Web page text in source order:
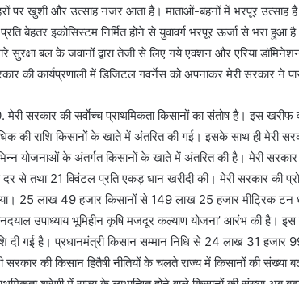
पर खुशी और उत्साह नजर आता है। माताओं-बहनों में भरपूर उत्साह है।
बेहतर इकोसिस्टम निर्मित होने से युवावर्ग भरपूर ऊर्जा से भरा
सुरक्षा बल के जवानों द्वारा तेजी से लिए गये एक्शन और एरिया
की कार्यप्रणाली में डिजिटल गवर्नेंस को अपनाकर मेरी सरकार ने
मेरी सरकार की सर्वाेच्च प्राथमिकता किसानों का संतोष है। इस
की राशि किसानों के खाते में अंतरित की गई। इसके साथ ही मेरी
योजनाओं के अंतर्गत किसानों के खाते में अंतरित की है। मेरी
दर से तथा 21 क्विंटल प्रति एकड़ धान खरीदी की। मेरी सरकार की
25 लाख 49 हजार किसानों से 149 लाख 25 हजार मीट्रिक टन
उपाध्याय भूमिहीन कृषि मजदूर कल्याण योजना’ आरंभ की है।
दी गई है। प्रधानमंत्री किसान सम्मान निधि से 24 लाख 31 हजार
सरकार की किसान हितैषी नीतियों के चलते राज्य में किसानों की